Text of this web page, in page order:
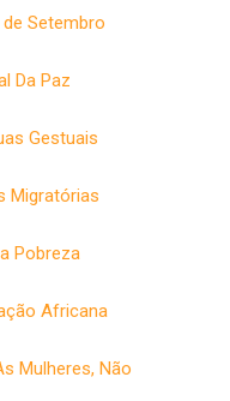
Setembro
Da Paz
Gestuais
Migratórias
Pobreza
Africana
Mulheres, Não